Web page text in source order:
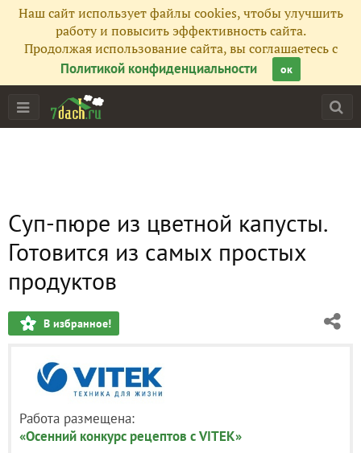
Наш сайт использует файлы cookies, чтобы улучшить
работу и повысить эффективность сайта.
Продолжая использование сайта, вы соглашаетесь с
Политикой конфиденциальности
ок
Суп-пюре из цветной капусты.
Готовится из самых простых
продуктов
В избранное!
Работа размещена:
«Осенний конкурс рецептов с VITEK»